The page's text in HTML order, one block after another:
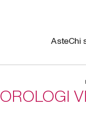
AsteChi
OROLOGI